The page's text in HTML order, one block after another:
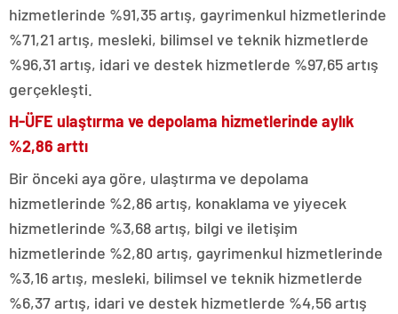
hizmetlerinde %91,35 artış, gayrimenkul hizmetlerinde
%71,21 artış, mesleki, bilimsel ve teknik hizmetlerde
%96,31 artış, idari ve destek hizmetlerde %97,65 artış
gerçekleşti.
H-ÜFE ulaştırma ve depolama hizmetlerinde aylık
%2,86 arttı
Bir önceki aya göre, ulaştırma ve depolama
hizmetlerinde %2,86 artış, konaklama ve yiyecek
hizmetlerinde %3,68 artış, bilgi ve iletişim
hizmetlerinde %2,80 artış, gayrimenkul hizmetlerinde
%3,16 artış, mesleki, bilimsel ve teknik hizmetlerde
%6,37 artış, idari ve destek hizmetlerde %4,56 artış